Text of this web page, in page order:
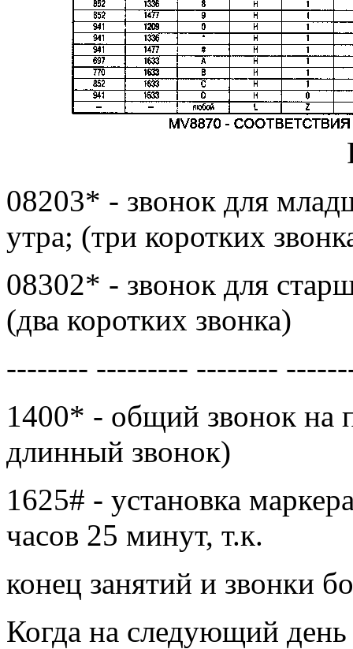
08203* - звонок для
утра; (три коротких
08302* - звонок для
(два коротких звонка)
-------- --------- --------
1400* - общий звонок на
длинный звонок)
1625# - установка
часов 25 минут, т.к.
конец занятий и звонки
Когда на следующий